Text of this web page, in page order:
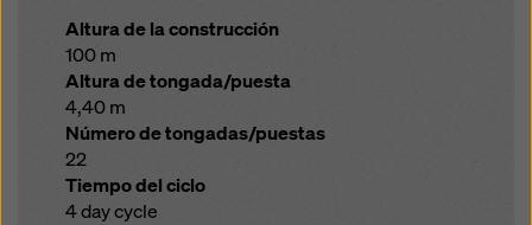
Altura de la construcción
100 m
Altura de tongada/puesta
4,40 m
Número de tongadas/puestas
22
Tiempo del ciclo
4 day cycle